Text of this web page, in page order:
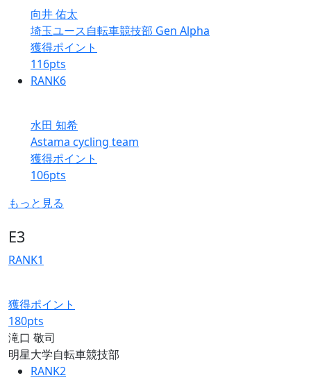
向井 佑太
埼玉ユース自転車競技部 Gen Alpha
獲得ポイント
116pts
RANK6
水田 知希
Astama cycling team
獲得ポイント
106pts
もっと見る
E3
RANK1
獲得ポイント
180pts
滝口 敬司
明星大学自転車競技部
RANK2